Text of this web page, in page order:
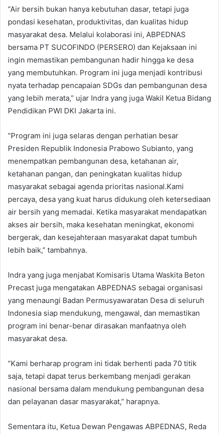
“Air bersih bukan hanya kebutuhan dasar, tetapi juga
pondasi kesehatan, produktivitas, dan kualitas hidup
masyarakat desa. Melalui kolaborasi ini, ABPEDNAS
bersama PT SUCOFINDO (PERSERO) dan Kejaksaan ini
ingin memastikan pembangunan hadir hingga ke desa
yang membutuhkan. Program ini juga menjadi kontribusi
nyata terhadap pencapaian SDGs dan pembangunan desa
yang lebih merata,” ujar Indra yang juga Wakil Ketua Bidang
Pendidikan PWI DKI Jakarta ini.
“Program ini juga selaras dengan perhatian besar
Presiden Republik Indonesia Prabowo Subianto, yang
menempatkan pembangunan desa, ketahanan air,
ketahanan pangan, dan peningkatan kualitas hidup
masyarakat sebagai agenda prioritas nasional.Kami
percaya, desa yang kuat harus didukung oleh ketersediaan
air bersih yang memadai. Ketika masyarakat mendapatkan
akses air bersih, maka kesehatan meningkat, ekonomi
bergerak, dan kesejahteraan masyarakat dapat tumbuh
lebih baik,” tambahnya.
Indra yang juga menjabat Komisaris Utama Waskita Beton
Precast juga mengatakan ABPEDNAS sebagai organisasi
yang menaungi Badan Permusyawaratan Desa di seluruh
Indonesia siap mendukung, mengawal, dan memastikan
program ini benar-benar dirasakan manfaatnya oleh
masyarakat desa.
“Kami berharap program ini tidak berhenti pada 70 titik
saja, tetapi dapat terus berkembang menjadi gerakan
nasional bersama dalam mendukung pembangunan desa
dan pelayanan dasar masyarakat,” harapnya.
Sementara itu, Ketua Dewan Pengawas ABPEDNAS, Reda